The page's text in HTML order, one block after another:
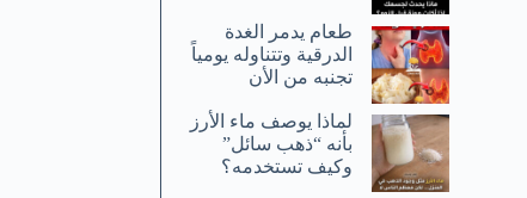
طعام يدمر الغدة
الدرقية وتتناوله يومياً
تجنبه من الأن
لماذا يوصف ماء الأرز
بأنه “ذهب سائل”
وكيف تستخدمه؟